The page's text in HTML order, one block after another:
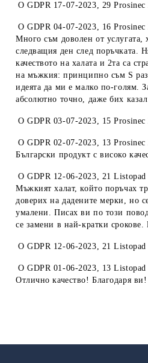
OGDPR 17-07-2023, 29 Prosinec
OGDPR 04-07-2023, 16
Много съм доволен от услугата,
следващия ден след поръчката.
качеството на халата и 2та са
на мъжкия: принципно съм S
идеята да ми е малко по-голям.
абсолютно точно, даже бих
OGDPR 03-07-2023, 15
OGDPR 02-07-2023, 13
Български продукт с високо
OGDPR 12-06-2023, 21
Мъжкият халат, който поръчах
доверих на дадените мерки, но
умалени. Писах ви по този
се замени в най-кратки срокове.
OGDPR 12-06-2023, 21 Listopad
OGDPR 01-06-2023, 13
Отлично качество! Благодаря ви!